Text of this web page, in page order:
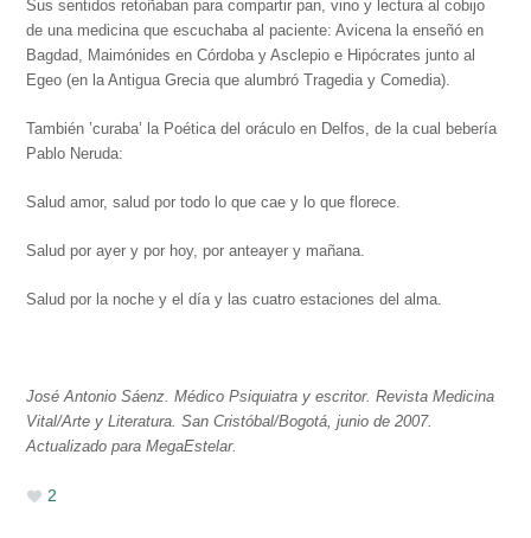
Sus sentidos retoñaban para compartir pan, vino y lectura al cobijo
de una medicina que escuchaba al paciente: Avicena la enseñó en
Bagdad, Maimónides en Córdoba y Asclepio e Hipócrates junto al
Egeo (en la Antigua Grecia que alumbró Tragedia y Comedia).
También ’curaba’ la Poética del oráculo en Delfos, de la cual bebería
Pablo Neruda:
Salud amor, salud por todo lo que cae y lo que florece.
Salud por ayer y por hoy, por anteayer y mañana.
Salud por la noche y el día y las cuatro estaciones del alma.
José Antonio Sáenz. Médico Psiquiatra y escritor. Revista Medicina
Vital/Arte y Literatura. San Cristóbal/Bogotá, junio de 2007.
Actualizado para MegaEstelar.
2